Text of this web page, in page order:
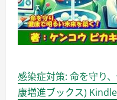
感染症対策: 命を守り
康増進ブックス)